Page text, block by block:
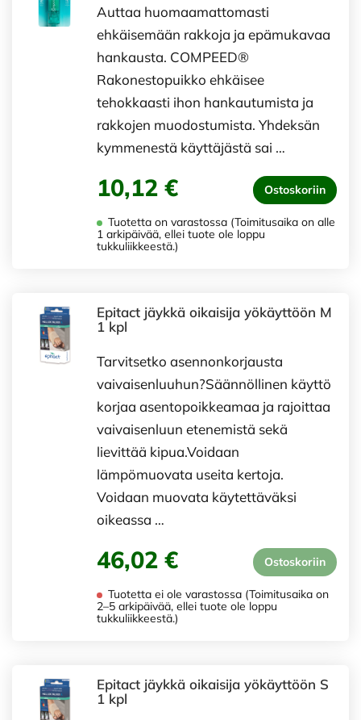
Auttaa huomaamattomasti
ehkäisemään rakkoja ja epämukavaa
hankausta. COMPEED®
Rakonestopuikko ehkäisee
tehokkaasti ihon hankautumista ja
rakkojen muodostumista. Yhdeksän
kymmenestä käyttäjästä sai …
10,12 € Ostoskoriin
Tuotetta on varastossa (Toimitusaika on alle
1 arkipäivää, ellei tuote ole loppu
tukkuliikkeestä.)
Epitact jäykkä oikaisija yökäyttöön M
1 kpl
Tarvitsetko asennonkorjausta
vaivaisenluuhun?Säännöllinen käyttö
korjaa asentopoikkeamaa ja rajoittaa
vaivaisenluun etenemistä sekä
lievittää kipua.Voidaan
lämpömuovata useita kertoja.
Voidaan muovata käytettäväksi
oikeassa …
46,02 € Ostoskoriin
Tuotetta ei ole varastossa (Toimitusaika on
2–5 arkipäivää, ellei tuote ole loppu
tukkuliikkeestä.)
Epitact jäykkä oikaisija yökäyttöön S
1 kpl